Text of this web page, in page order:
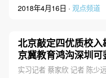
2018年4月16日 · 观点频道
北京敲定四优质校入
京冀教育鸿沟深圳可
实习记者 蔡家欣 记者 陈少